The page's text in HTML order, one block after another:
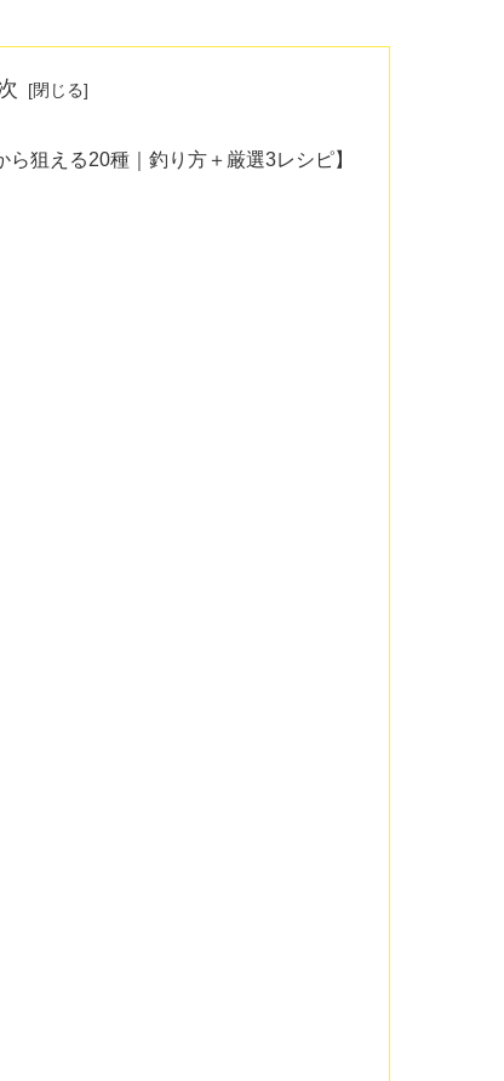
狙える20種｜釣り方＋厳選3レシピ】